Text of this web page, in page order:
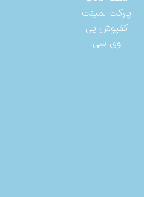
پارکت لمینت
کفپوش پی
وی سی